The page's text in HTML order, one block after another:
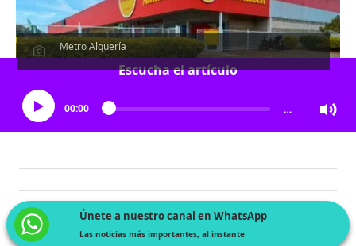
Metro Alquería
Escucha el artículo
00:00 …
Únete a nuestro canal en WhatsApp
Las noticias más importantes, al instante